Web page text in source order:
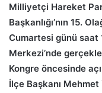
Milliyetçi Hareket
Başkanlığı’nın 15.
Cumartesi günü saat
Merkezi’nde
Kongre öncesinde
İlçe Başkanı